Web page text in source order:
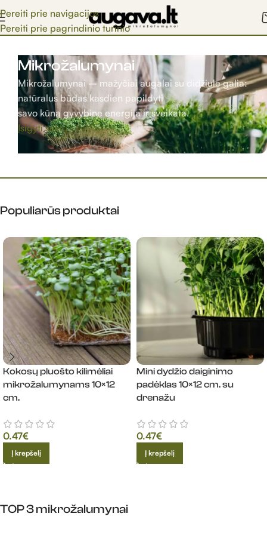
Pereiti prie navigacijos
Pereiti prie pagrindinio turinio
Mikrožalumynai
Mikrožalumynai – mažyčiai augalai su didžiule galia:
natūralus būdas kasdien papildyti
savo kūną gyvybine energija ir sveikata.
Įsigyti sėklų
Populiarūs produktai​
Kokosų pluošto kilimėliai
mikrožalumynams 10×12
cm.
0.47€
Į krepšelį
Mini dydžio daiginimo
padėklas 10×12 cm. su
drenažu
0.47€
Į krepšelį
TOP 3 mikrožalumynai